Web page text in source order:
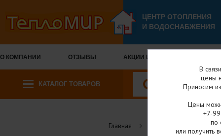
ЦЕНТР ОТОПЛЕНИЯ
И ВОДОСНАБЖЕНИЯ
О КОМПАНИИ ОТЗЫВЫ АКЦИИ И СКИДКИ
КАТАЛОГ ТОВАРОВ
Главная
В
цены
Приносим
Цены
+7-
по
или получить